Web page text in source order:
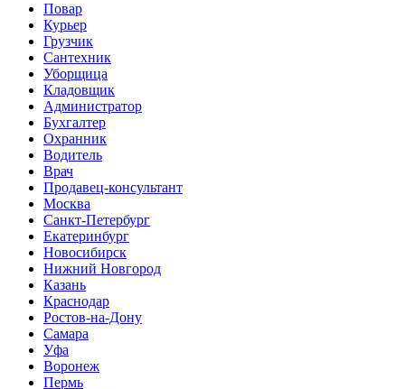
Повар
Курьер
Грузчик
Сантехник
Уборщица
Кладовщик
Администратор
Бухгалтер
Охранник
Водитель
Врач
Продавец-консультант
Москва
Санкт-Петербург
Екатеринбург
Новосибирск
Нижний Новгород
Казань
Краснодар
Ростов-на-Дону
Самара
Уфа
Воронеж
Пермь